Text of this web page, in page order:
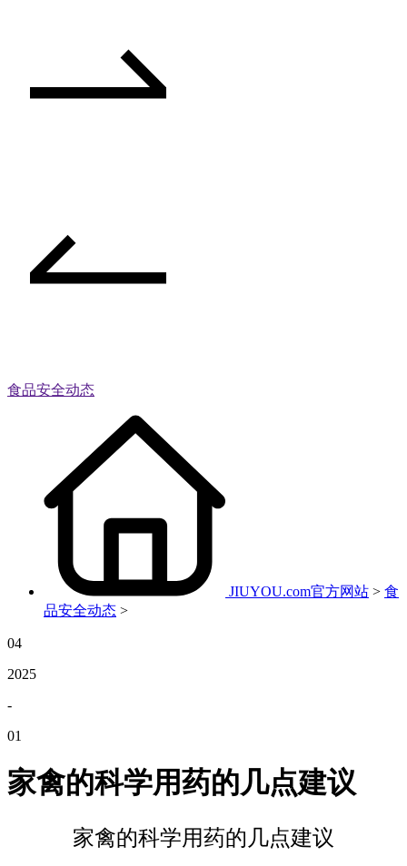
食品安全动态
JIUYOU.com官方网站 > 食
品安全动态 >
04
2025
-
01
家禽的科学用药的几点建议
家禽的科学用药的几点建议